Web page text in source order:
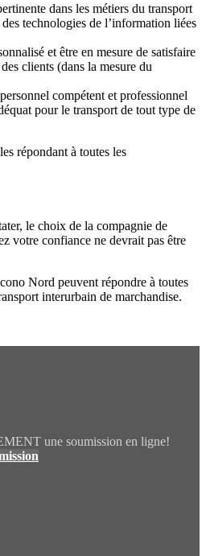
dans les métiers du transport
technologies de l’information liées
et être en mesure de satisfaire
clients (dans la mesure du
compétent et professionnel
pour le transport de tout type de
répondant à toutes les
le choix de la compagnie de
votre confiance ne devrait pas être
Nord peuvent répondre à toutes
interurbain de marchandise.
une soumission en ligne!